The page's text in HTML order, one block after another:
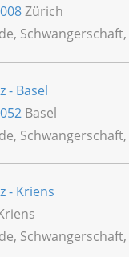
Zürich
- Basel
Basel
- Kriens